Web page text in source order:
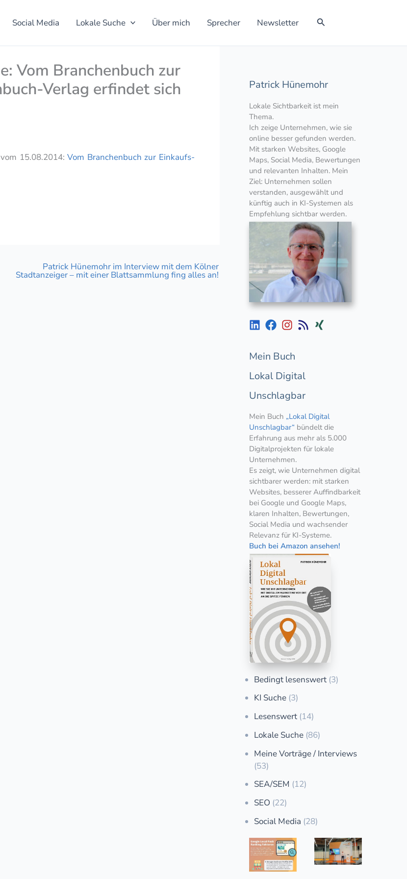
Social Media Lokale Suche Über mich Sprecher Newsletter Suchen
Vom Branchenbuch zur
Verlag erfindet sich
15.08.2014:Vom Branchenbuch zur Einkaufs-
Patrick Hünemohr im Interview mit dem Kölner
Stadtanzeiger – mit einer Blattsammlung fing alles an!
Patrick Hünemohr
Lokale Sichtbarkeit ist mein
Thema.
Ich zeige Unternehmen, wie sie
online besser gefunden werden.
Mit starken Websites, Google
Maps, Social Media, Bewertungen
und relevanten Inhalten. Mein
Ziel: Unternehmen sollen
verstanden, ausgewählt und
künftig auch in KI-Systemen als
Empfehlung sichtbar werden.
Mein Buch
Lokal Digital
Unschlagbar
Mein Buch „Lokal Digital
Unschlagbar“ bündelt die
Erfahrung aus mehr als 5.000
Digitalprojekten für lokale
Unternehmen.
Es zeigt, wie Unternehmen digital
sichtbarer werden: mit starken
Websites, besserer Auffindbarkeit
bei Google und Google Maps,
klaren Inhalten, Bewertungen,
Social Media und wachsender
Relevanz für KI-Systeme.
Buch bei Amazon ansehen!
Bedingt lesenswert (3)
KI Suche (3)
Lesenswert (14)
Lokale Suche (86)
Meine Vorträge / Interviews
(53)
SEA/SEM (12)
SEO (22)
Social Media (28)